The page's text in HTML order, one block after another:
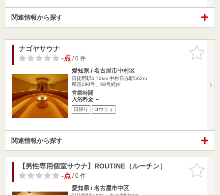
関連情報から探す
お気に入
りに追加
ナゴヤサウナ
-点/ 0 件
愛知県 / 名古屋市中村区
日比野駅4.72km 中村日赤駅562m
県道190号、68号経由
営業時間
入浴料金 ～
日帰り ロウリュ
関連情報から探す
お気に入
りに追加
【男性専用個室サウナ】ROUTINE（ルーチン）
-点/ 0 件
愛知県 / 名古屋市中区